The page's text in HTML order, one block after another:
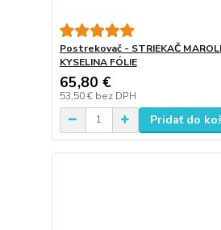
Postrekovač - STRIEKAČ
KYSELINA FÓLIE
65,80 €
53,50 € bez DPH
Pridať do